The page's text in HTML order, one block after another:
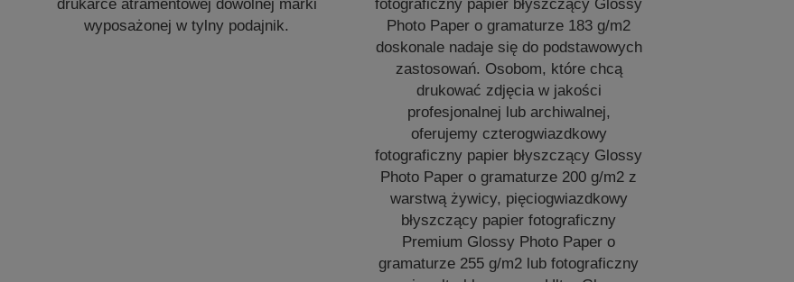
drukarce atramentowej dowolnej marki
wyposażonej w tylny podajnik.
fotograficzny papier błyszczący Glossy
Photo Paper o gramaturze 183 g/m2
doskonale nadaje się do podstawowych
zastosowań. Osobom, które chcą
drukować zdjęcia w jakości
profesjonalnej lub archiwalnej,
oferujemy czterogwiazdkowy
fotograficzny papier błyszczący Glossy
Photo Paper o gramaturze 200 g/m2 z
warstwą żywicy, pięciogwiazdkowy
błyszczący papier fotograficzny
Premium Glossy Photo Paper o
gramaturze 255 g/m2 lub fotograficzny